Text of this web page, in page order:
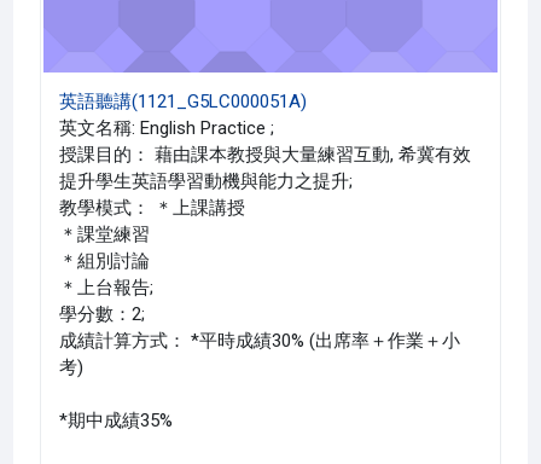
英語聽講(1121_G5LC000051A)
英文名稱: English Practice ;
授課目的： 藉由課本教授與大量練習互動, 希冀有效
提升學生英語學習動機與能力之提升;
教學模式： ＊上課講授
＊課堂練習
＊組別討論
＊上台報告;
學分數：2;
成績計算方式： *平時成績30% (出席率＋作業＋小
考)
*期中成績35%